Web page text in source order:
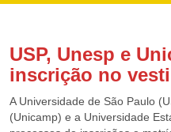
USP, Unesp e
inscrição no
A Universidade de São Paulo
(Unicamp) e a Universidade